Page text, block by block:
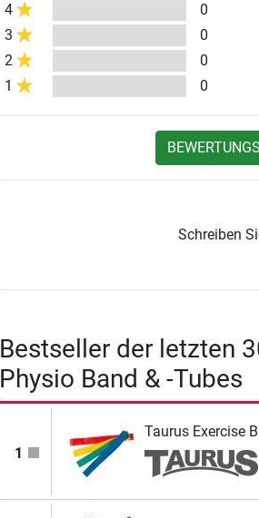
4
0
3
0
2
0
1
0
Schreiben
Bestseller der letzten
Physio Band & -Tubes
1
Taurus Exercise